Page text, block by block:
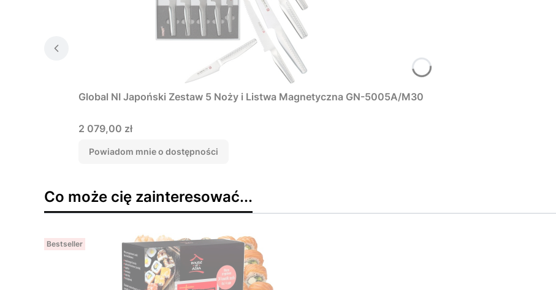
Global NI Japoński Zestaw 5 Noży i Listwa Magnetyczna GN-5005A/M30
Cena
2 079,00 zł
Powiadom mnie o dostępności
Co może cię zainteresować...
Bestseller